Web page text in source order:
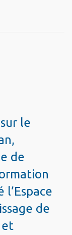
le
de
de
et